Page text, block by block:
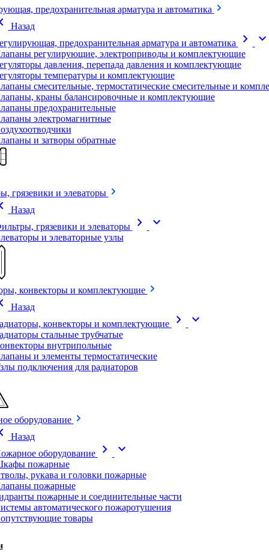
предохранительная арматура и автоматика
Назад
предохранительная арматура и автоматика
chevron_right expand_more
регулирующие, электроприводы и комплектующие
давления, перепада давления и комплектующие
температуры и комплектующие
смесительные, термостатические смесительные и
краны балансировочные и комплектующие
предохранительные
электромагнитные
и затворы обратные
грязевики и элеваторы
Назад
грязевики и элеваторы
chevron_right expand_more
и элеваторные узлы
конвекторы и комплектующие
Назад
конвекторы и комплектующие
chevron_right expand_more
стальные трубчатые
внутрипольные
и элементы термостатические
подключения для радиаторов
оборудование
Назад
оборудование
chevron_right expand_more
пожарные
рукава и головки пожарные
пожарные
пожарные и соединительные части
автоматического пожаротушения
товары